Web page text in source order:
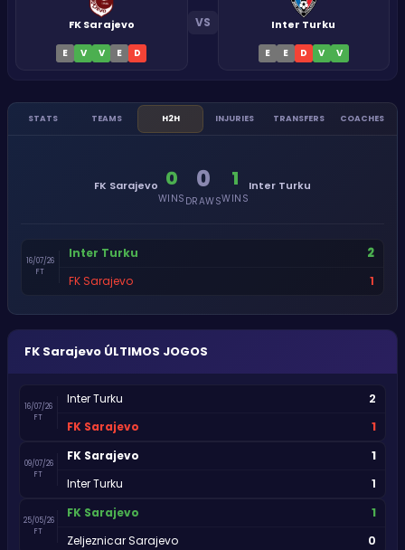
FK Sarajevo
E V V E D
VS Inter Turku
E E D V V
STATS TEAMS H2H INJURIES TRANSFERS COACHES
FK Sarajevo 0
WINS
0
DRAWS
1
WINS
Inter Turku
16/07/26
FT
Inter Turku 2
FK Sarajevo 1
FK Sarajevo ÚLTIMOS JOGOS
16/07/26
FT
Inter Turku 2
FK Sarajevo 1
09/07/26
FT
FK Sarajevo 1
Inter Turku 1
25/05/26
FT
FK Sarajevo 1
Zeljeznicar Sarajevo 0